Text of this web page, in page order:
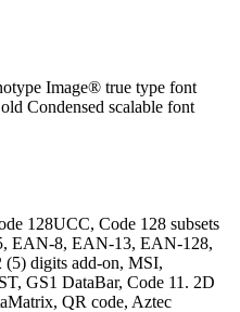
Image® true type font
Condensed scalable font
128UCC, Code 128 subsets
EAN-8, EAN-13, EAN-128,
digits add-on, MSI,
GS1 DataBar, Code 11. 2D
QR code, Aztec